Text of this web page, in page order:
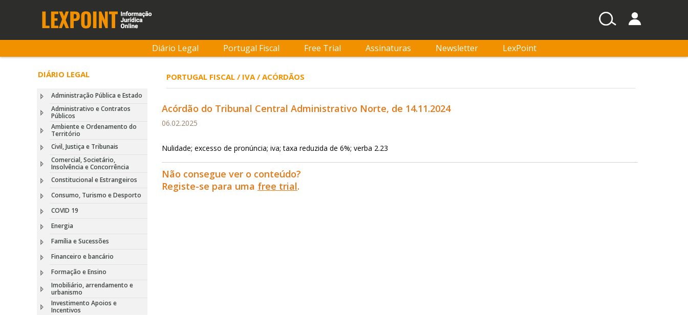
Diário Legal Portugal Fiscal Free Trial Assinaturas Newsletter LexPoint
DIÁRIO LEGAL
Administração Pública e Estado
Administrativo e Contratos
Públicos
Ambiente e Ordenamento do
Território
Civil, Justiça e Tribunais
Comercial, Societário,
Insolvência e Concorrência
Constitucional e Estrangeiros
Consumo, Turismo e Desporto
COVID 19
Energia
Família e Sucessões
Financeiro e bancário
Formação e Ensino
Imobiliário, arrendamento e
urbanismo
Investimento Apoios e
Incentivos
PORTUGAL FISCAL / IVA / ACÓRDÃOS
Acórdão do Tribunal Central Administrativo Norte, de 14.11.2024
06.02.2025
Nulidade; excesso de pronúncia; iva; taxa reduzida de 6%; verba 2.23
Não consegue ver o conteúdo?
Registe-se para uma free trial.